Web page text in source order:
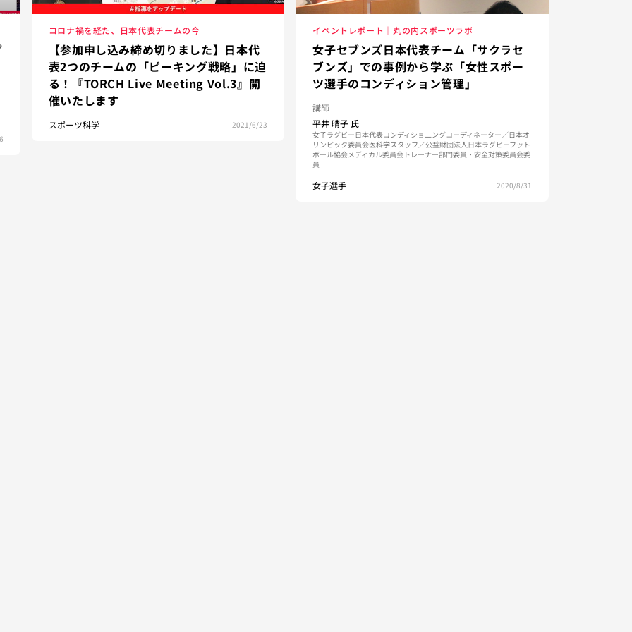
コロナ禍を経た、日本代表チームの今
【参加申し込み締め切りました】日本代
表2つのチームの「ピーキング戦略」に迫
る！『TORCH Live Meeting Vol.3』開
催いたします
スポーツ科学 2021/6/23
イベントレポート｜丸の内スポーツラボ
女子セブンズ日本代表チーム「サクラセ
ブンズ」での事例から学ぶ「女性スポー
ツ選手のコンディション管理」
講師
平井 晴子 氏
女子ラグビー日本代表コンディショ二ングコーディネーター／日本オ
リンピック委員会医科学スタッフ／公益財団法人日本ラグビーフット
ボール協会メディカル委員会トレーナー部門委員・安全対策委員会委
員
女子選手 2020/8/31